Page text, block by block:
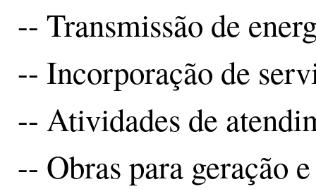
-- Transmissão de
-- Incorporação de
-- Atividades de
-- Obras para geração